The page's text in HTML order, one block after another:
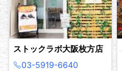
ストックラボ大阪枚方店
03-5919-6640